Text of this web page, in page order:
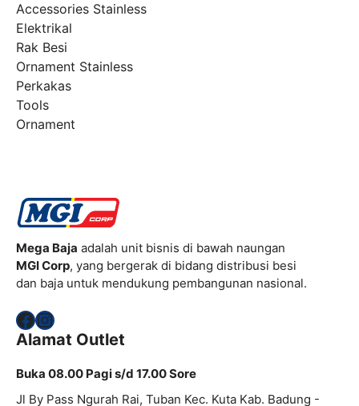
Accessories Stainless
Elektrikal
Rak Besi
Ornament Stainless
Perkakas
Tools
Ornament
Mega Baja adalah unit bisnis di bawah naungan
MGI Corp, yang bergerak di bidang distribusi besi
dan baja untuk mendukung pembangunan nasional.
Facebook
Instagram
Alamat Outlet
Buka 08.00 Pagi s/d 17.00 Sore
Jl By Pass Ngurah Rai, Tuban Kec. Kuta Kab. Badung -